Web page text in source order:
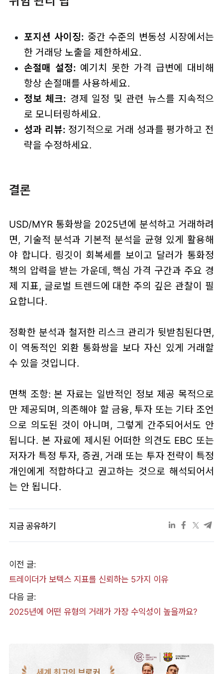
포지션 사이징: 중간 수준의 변동성 시장에서는
한 거래당 노출을 제한하세요.
손절매 설정: 예기치 못한 가격 급변에 대비해
항상 손절매를 사용하세요.
정보 체크: 경제 일정 및 관련 뉴스를 지속적으
로 모니터링하세요.
성과 리뷰: 정기적으로 거래 성과를 평가하고 전
략을 수정하세요.
결론
USD/MYR 통화쌍을 2025년에 분석하고 거래하려
면, 기술적 분석과 기본적 분석을 균형 있게 활용해
야 합니다. 링깃이 회복세를 보이고 달러가 통화정
책의 압력을 받는 가운데, 핵심 가격 구간과 주요 경
제 지표, 글로벌 트렌드에 대한 주의 깊은 관찰이 필
요합니다.
정확한 분석과 철저한 리스크 관리가 뒷받침된다면,
이 역동적인 외환 통화쌍을 보다 자신 있게 거래할
수 있을 것입니다.
면책 조항: 본 자료는 일반적인 정보 제공 목적으로
만 제공되며, 의존해야 할 금융, 투자 또는 기타 조언
으로 의도된 것이 아니며, 그렇게 간주되어서도 안
됩니다. 본 자료에 제시된 어떠한 의견도 EBC 또는
저자가 특정 투자, 증권, 거래 또는 투자 전략이 특정
개인에게 적합하다고 권고하는 것으로 해석되어서
는 안 됩니다.
지금 공유하기
이전 글:
트레이더가 보텍스 지표를 신뢰하는 5가지 이유
다음 글:
2025년에 어떤 유형의 거래가 가장 수익성이 높을까요?